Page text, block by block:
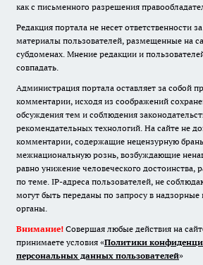
как с письменного разрешения
Редакция портала не несет ответственности
материалы пользователей, размещенные на
субдоменах. Мнение редакции и
совпадать.
Администрация портала оставляет за собой
комментарии, исходя из соображений
обсуждения тем и соблюдения
рекомендательных технологий. На сайте не
комментарии, содержащие нецензурную
межнациональную рознь, возбуждающие
равно унижение человеческого достоинства,
по теме. IP-адреса пользователей, не
могут быть переданы по запросу в
органы.
Внимание! Совершая любые действия на
принимаете условия «Политики
персональных данных пользователей»